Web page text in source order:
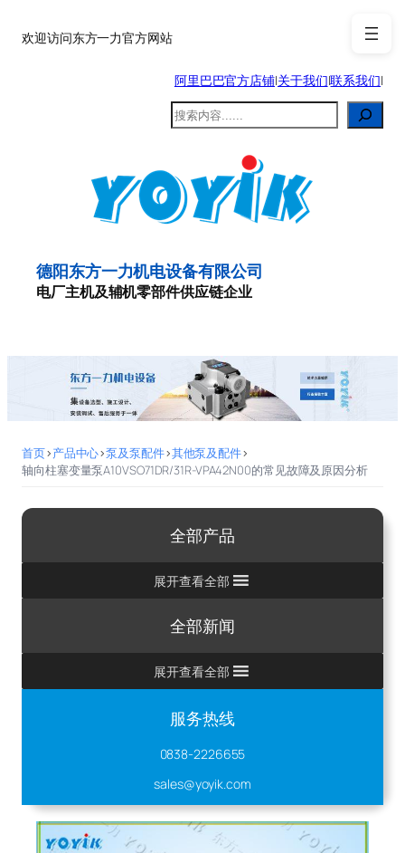
至欢迎访问东方一力官方网站
阿里巴巴官方店铺|关于我们|联系我们|
搜
索
德阳东方一力机电设备有限公司
电厂主机及辅机零部件供应链企业
首页>产品中心>泵及泵配件>其他泵及配件>
轴向柱塞变量泵A10VSO71DR/31R-VPA42N00的常见故障及原因分析
全部产品
展开查看全部
全部新闻
展开查看全部
服务热线
0838-2226655
sales@yoyik.com